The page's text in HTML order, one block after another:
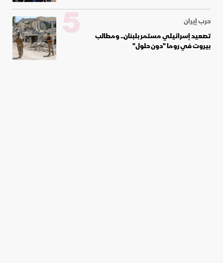
حرب إيران
تصعيد إسرائيلي مستمر بلبنان.. ومطالب
بيروت في روما "دون حلول"
5